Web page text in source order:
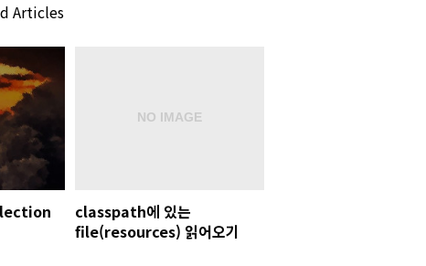
Articles
classpath에 있는
file(resources) 읽어오기